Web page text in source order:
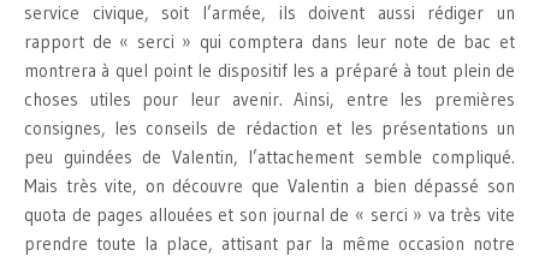
service civique, soit l’armée, ils doivent aussi rédiger un
rapport de « serci » qui comptera dans leur note de bac et
montrera à quel point le dispositif les a préparé à tout plein de
choses utiles pour leur avenir. Ainsi, entre les premières
consignes, les conseils de rédaction et les présentations un
peu guindées de Valentin, l’attachement semble compliqué.
Mais très vite, on découvre que Valentin a bien dépassé son
quota de pages allouées et son journal de « serci » va très vite
prendre toute la place, attisant par la même occasion notre